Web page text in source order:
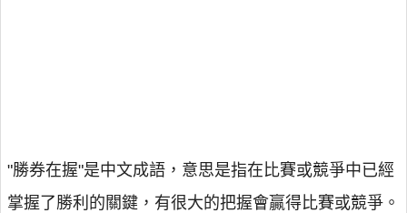
"勝券在握"是中文成語，意思是指在比賽或競爭中已經
掌握了勝利的關鍵，有很大的把握會贏得比賽或競爭。